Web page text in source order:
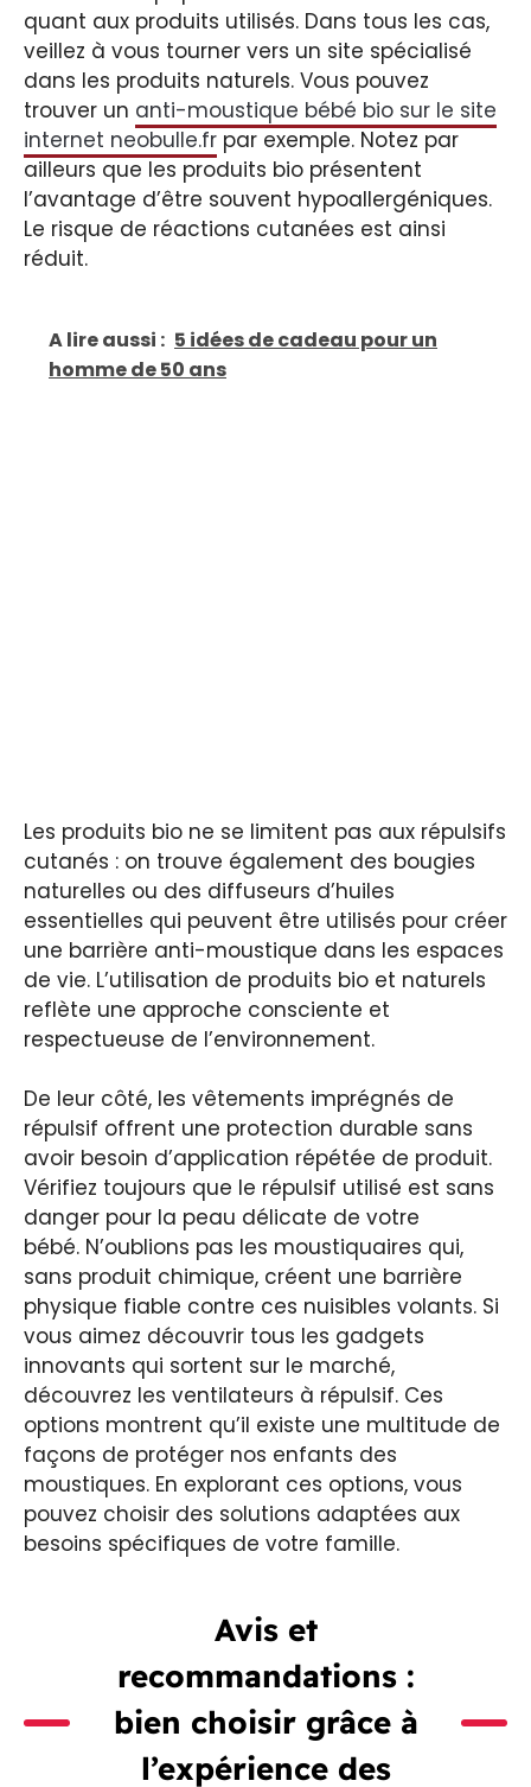
quant aux produits utilisés. Dans tous les cas,
veillez à vous tourner vers un site spécialisé
dans les produits naturels. Vous pouvez
trouver un anti-moustique bébé bio sur le site
internet neobulle.fr par exemple. Notez par
ailleurs que les produits bio présentent
l’avantage d’être souvent hypoallergéniques.
Le risque de réactions cutanées est ainsi
réduit.
A lire aussi : 5 idées de cadeau pour un
homme de 50 ans
Les produits bio ne se limitent pas aux répulsifs
cutanés : on trouve également des bougies
naturelles ou des diffuseurs d’huiles
essentielles qui peuvent être utilisés pour créer
une barrière anti-moustique dans les espaces
de vie. L’utilisation de produits bio et naturels
reflète une approche consciente et
respectueuse de l’environnement.
De leur côté, les vêtements imprégnés de
répulsif offrent une protection durable sans
avoir besoin d’application répétée de produit.
Vérifiez toujours que le répulsif utilisé est sans
danger pour la peau délicate de votre
bébé. N’oublions pas les moustiquaires qui,
sans produit chimique, créent une barrière
physique fiable contre ces nuisibles volants. Si
vous aimez découvrir tous les gadgets
innovants qui sortent sur le marché,
découvrez les ventilateurs à répulsif. Ces
options montrent qu’il existe une multitude de
façons de protéger nos enfants des
moustiques. En explorant ces options, vous
pouvez choisir des solutions adaptées aux
besoins spécifiques de votre famille.
Avis et
recommandations :
bien choisir grâce à
l’expérience des